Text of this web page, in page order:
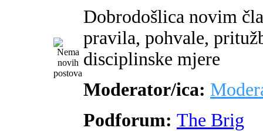
Dobrodošlica novim
pravila, pohvale,
disciplinske mjere
Moderator/ica:
Podforum: The Brig